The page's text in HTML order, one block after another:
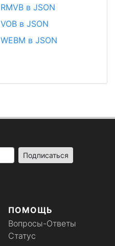
RMVB в JSON
VOB в JSON
WEBM в JSON
ПОМОЩЬ
Вопросы-Ответы
Статус
Подписаться